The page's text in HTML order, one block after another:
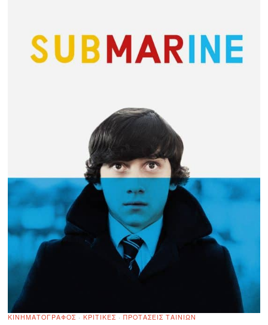
ΚΙΝΗΜΑΤΟΓΡΆΦΟΣ · ΚΡΙΤΙΚΈΣ · ΠΡΟΤΆΣΕΙΣ ΤΑΙΝΙΏΝ